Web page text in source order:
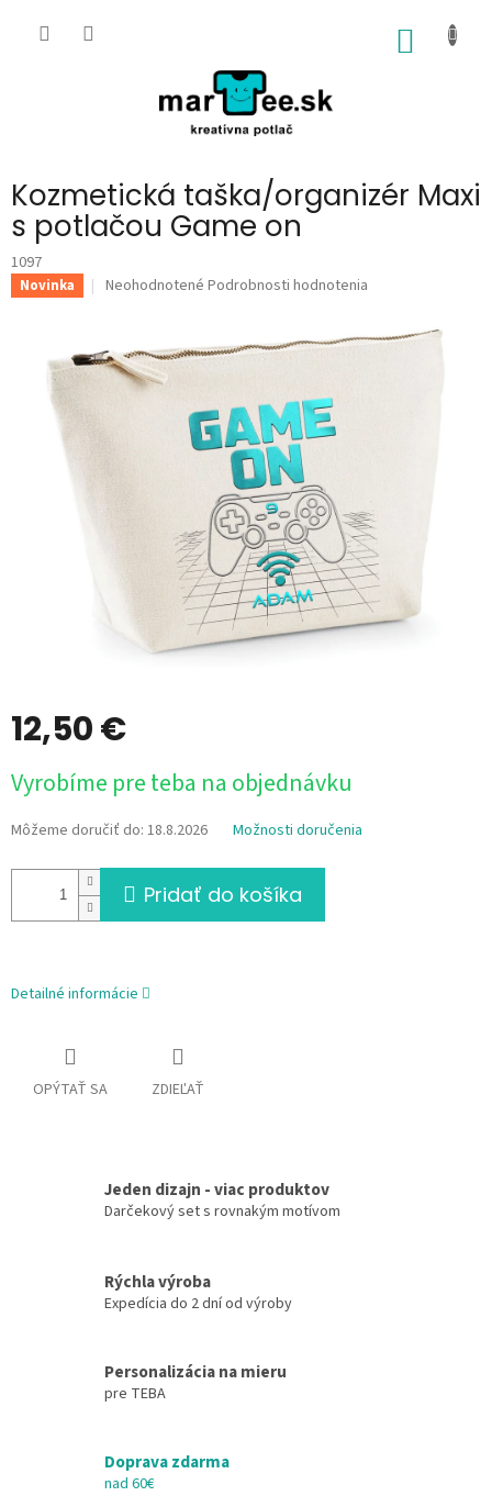
Kozmetická taška/organizér Maxi
s potlačou Game on
1097
Novinka
Priemerné
je
0,0
Neohodnotené Podrobnosti hodnotenia
12,50 €
cena:
Vyrobíme pre teba na objednávku
Môžeme doručiť do: 18.8.2026 Možnosti doručenia
Pridať do košíka
Detailné informácie
OPÝTAŤ SA ZDIEĽAŤ
Jeden dizajn - viac produktov
Darčekový set s rovnakým motívom
Rýchla výroba
Expedícia do 2 dní od výroby
Personalizácia na mieru
pre TEBA
Doprava zdarma
nad 60€